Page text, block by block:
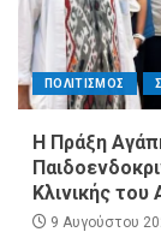
ΠΟΛΙΤΙΣΜΟΣ
Η Πράξη
Κλινικής
9 Αυγούστου